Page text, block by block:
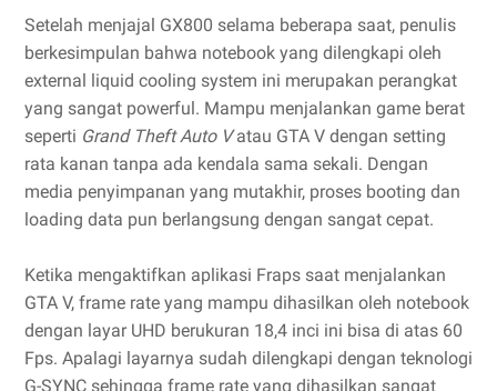
Setelah menjajal GX800 selama beberapa saat, penulis
berkesimpulan bahwa notebook yang dilengkapi oleh
external liquid cooling system ini merupakan perangkat
yang sangat powerful. Mampu menjalankan game berat
seperti Grand Theft Auto Vatau GTA V dengan setting
rata kanan tanpa ada kendala sama sekali. Dengan
media penyimpanan yang mutakhir, proses booting dan
loading data pun berlangsung dengan sangat cepat.
Ketika mengaktifkan aplikasi Fraps saat menjalankan
GTA V, frame rate yang mampu dihasilkan oleh notebook
dengan layar UHD berukuran 18,4 inci ini bisa di atas 60
Fps. Apalagi layarnya sudah dilengkapi dengan teknologi
G-SYNC sehingga frame rate yang dihasilkan sangat